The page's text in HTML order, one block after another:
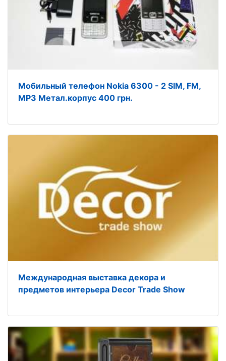
Мобильный телефон Nokia 6300 - 2 SIM, FM,
MP3 Метал.корпус 400 грн.
Международная выставка декора и
предметов интерьера Decor Trade Show